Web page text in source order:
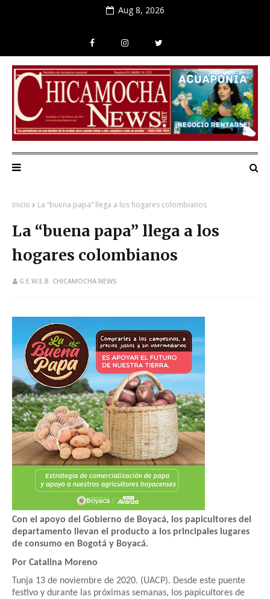
Aug 8, 2026
Inicio La “buena papa” llega a los hogares colombianos
La “buena papa” llega a los
hogares colombianos
G.E.W.E.B. CHICAMOCHA NEWS
Con el apoyo del Gobierno de Boyacá, los papicultores del
departamento llevan el producto a los principales lugares
de consumo en Bogotá y Boyacá.
Por Catalina Moreno
Tunja 13 de noviembre de 2020. (UACP). Desde este puente
festivo y durante las próximas semanas, los papicultores de